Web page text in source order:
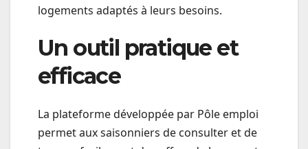
logements adaptés à leurs besoins.
Un outil pratique et
efficace
La plateforme développée par Pôle emploi
permet aux saisonniers de consulter et de